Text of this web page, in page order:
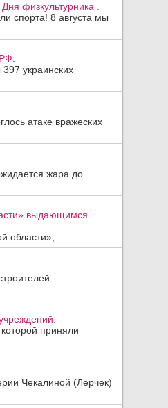
физкультурника .
спорта! 8 августа мы
украинских
атаке вражеских
жара до
выдающимся
области», ..
приняли
Чекалиной (Лерчек)